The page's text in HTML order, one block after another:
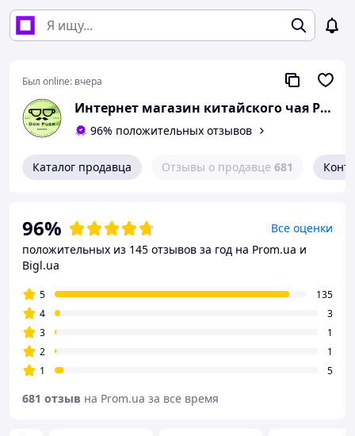
Был online: вчера
Интернет магазин китайского чая PuerUA.com
96% положительных отзывов
Каталог продавца Отзывы о продавце 681
96%
Все оценки
положительных из 145 отзывов за год на Prom.ua и
Bigl.ua
5
135
4
3
3
1
2
1
1
5
681 отзыв на Prom.ua за все время